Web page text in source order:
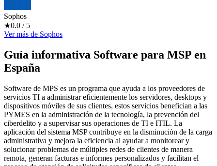
Sophos
★0.0 / 5
Ver más de Sophos
Guía informativa Software para MSP en
España
Software de MPS es un programa que ayuda a los proveedores de
servicios TI a administrar eficientemente los servidores, desktops y
dispositivos móviles de sus clientes, estos servicios benefician a las
PYMES en la administración de la tecnología, la prevención del
ciberdelito y a supervisar sus operaciones de TI e ITIL. La
aplicación del sistema MSP contribuye en la disminución de la carga
administrativa y mejora la eficiencia al ayudar a monitorear y
solucionar problemas de múltiples redes de clientes de manera
remota, generan facturas e informes personalizados y facilitan el